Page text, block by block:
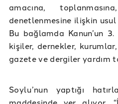
amacına,
denetlenmesine ilişkin
Bu bağlamda Kanun’un
kişiler, dernekler,
gazete ve dergiler yardım
Soylu’nun yaptığı
maddesinde yer alıyor.